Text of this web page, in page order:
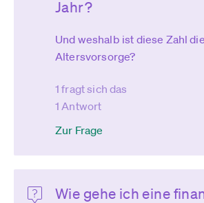
Jahr?
Und weshalb ist diese Zahl
Altersvorsorge?
1 fragt sich das
1 Antwort
Zur Frage
Wie gehe ich eine